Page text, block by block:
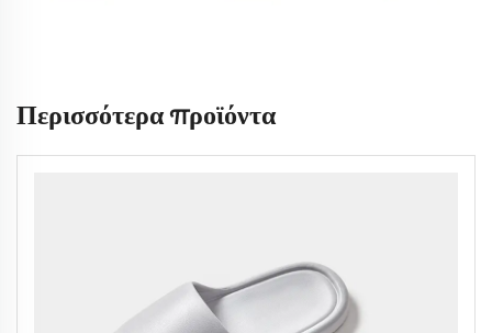
Περισσότερα προϊόντα